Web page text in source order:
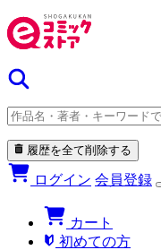
履歴を全て削除する
ログイン 会員登録
カート
初めての方